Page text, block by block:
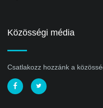
Közösségi média
Csatlakozz hozzánk a